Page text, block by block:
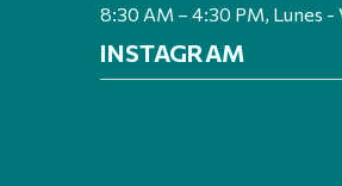
8:30 AM – 4:30 PM, Lunes -
INSTAGRAM